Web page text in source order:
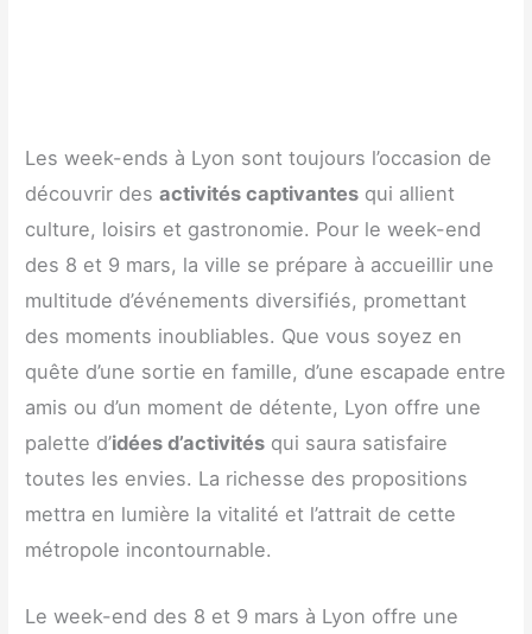
Les week-ends à Lyon sont toujours l’occasion de
découvrir desactivités captivantes qui allient
culture, loisirs et gastronomie. Pour le week-end
des 8 et 9 mars, la ville se prépare à accueillir une
multitude d’événements diversifiés, promettant
des moments inoubliables. Que vous soyez en
quête d’une sortie en famille, d’une escapade entre
amis ou d’un moment de détente, Lyon offre une
palette d’idées d’activités qui saura satisfaire
toutes les envies. La richesse des propositions
mettra en lumière la vitalité et l’attrait de cette
métropole incontournable.
Le week-end des 8 et 9 mars à Lyon offre une